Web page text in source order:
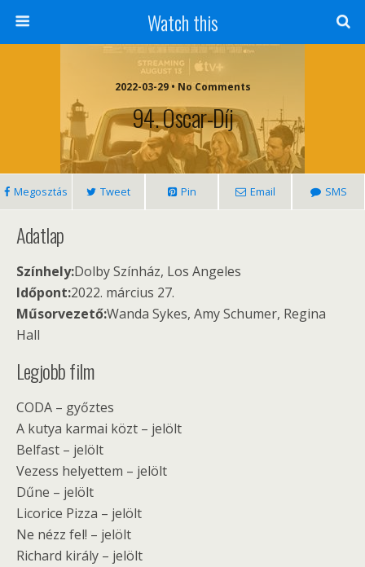
Watch this
2022-03-29 • No Comments
94. Oscar-Díj
Megosztás Tweet Pin Email SMS
Adatlap
Színhely:Dolby Színház, Los Angeles
Időpont:2022. március 27.
Műsorvezető:Wanda Sykes, Amy Schumer, Regina
Hall
Legjobb film
CODA – győztes
A kutya karmai közt – jelölt
Belfast – jelölt
Vezess helyettem – jelölt
Dűne – jelölt
Licorice Pizza – jelölt
Ne nézz fel! – jelölt
Richard király – jelölt